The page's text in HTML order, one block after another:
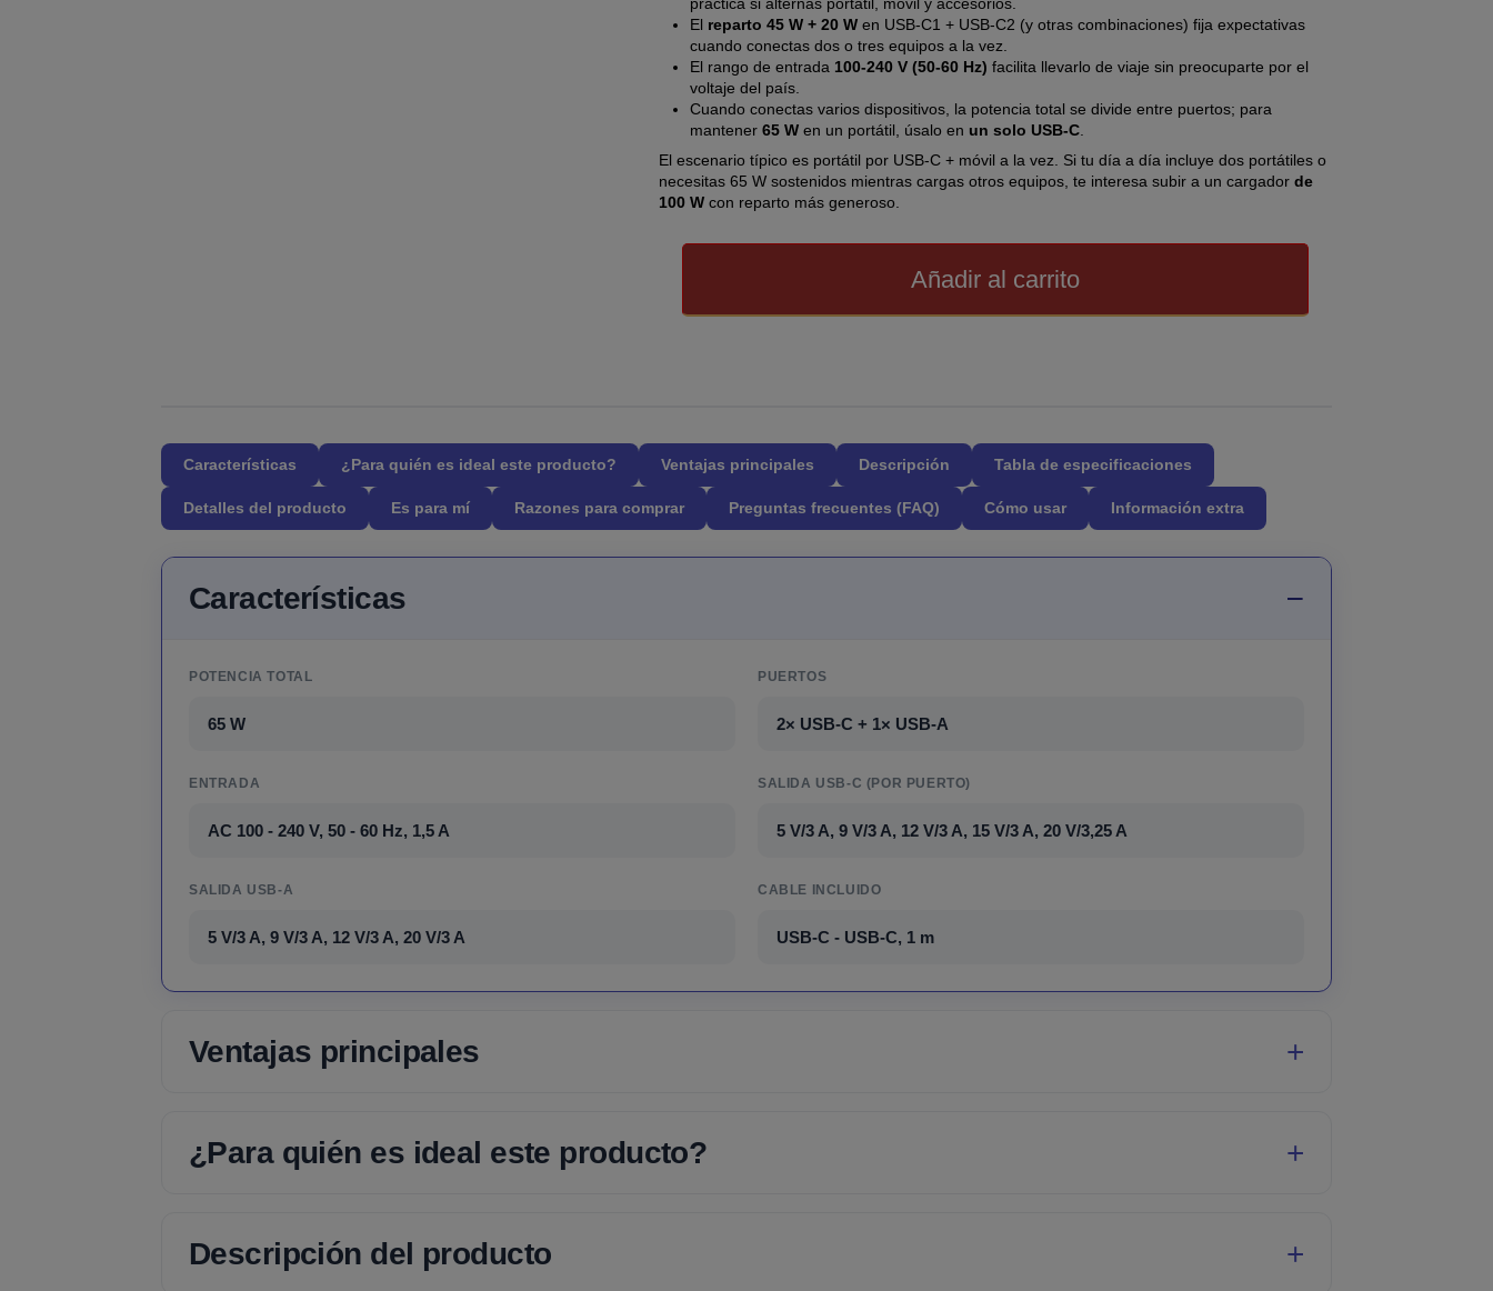
El reparto 45 W + 20 Wen USB-C1 + USB-C2 (y otras combinaciones) fija expectativas
cuando conectas dos o tres equipos a la vez.
El rango de entrada 100-240 V (50-60 Hz) facilita llevarlo de viaje sin preocuparte por el
voltaje del país.
Cuando conectas varios dispositivos, la potencia total se divide entre puertos; para
mantener 65 Wen un portátil, úsalo en un solo USB-C.
El escenario típico es portátil por USB-C + móvil a la vez. Si tu día a día incluye dos portátiles o
necesitas 65 W sostenidos mientras cargas otros equipos, te interesa subir a un cargador de
100 Wcon reparto más generoso.
Añadir al carrito
Características ¿Para quién es ideal este producto? Ventajas principales Descripción Tabla de especificaciones
Detalles del producto Es para mí Razones para comprar Preguntas frecuentes (FAQ) Cómo usar Información extra
Características
POTENCIA TOTAL
65 W
PUERTOS
2× USB-C + 1× USB-A
ENTRADA
AC 100 - 240 V, 50 - 60 Hz, 1,5 A
SALIDA USB-C (POR PUERTO)
5 V/3 A, 9 V/3 A, 12 V/3 A, 15 V/3 A, 20 V/3,25 A
SALIDA USB-A
5 V/3 A, 9 V/3 A, 12 V/3 A, 20 V/3 A
CABLE INCLUIDO
USB-C - USB-C, 1 m
Ventajas principales
¿Para quién es ideal este producto?
Descripción del producto